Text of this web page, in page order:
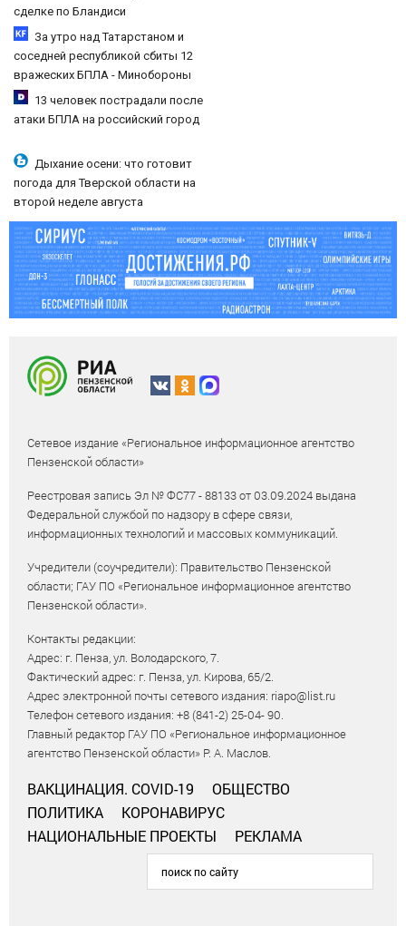
сделке по Бландиси
За утро над Татарстаном и
соседней республикой сбиты 12
вражеских БПЛА - Минобороны
09/08/2026 – Новости
13 человек пострадали после
атаки БПЛА на российский город
Дыхание осени: что готовит
погода для Тверской области на
второй неделе августа
Сетевое издание «Региональное информационное агентство
Пензенской области»
Реестровая запись Эл № ФС77 - 88133 от 03.09.2024 выдана
Федеральной службой по надзору в сфере связи,
информационных технологий и массовых коммуникаций.
Учредители (соучредители): Правительство Пензенской
области; ГАУ ПО «Региональное информационное агентство
Пензенской области».
Контакты редакции:
Адрес: г. Пенза, ул. Володарского, 7.
Фактический адрес: г. Пенза, ул. Кирова, 65/2.
Адрес электронной почты сетевого издания: riapo@list.ru
Телефон сетевого издания: +8 (841-2) 25-04- 90.
Главный редактор ГАУ ПО «Региональное информационное
агентство Пензенской области» Р. А. Маслов.
ВАКЦИНАЦИЯ. COVID-19
ОБЩЕСТВО
ПОЛИТИКА
КОРОНАВИРУС
НАЦИОНАЛЬНЫЕ ПРОЕКТЫ
РЕКЛАМА